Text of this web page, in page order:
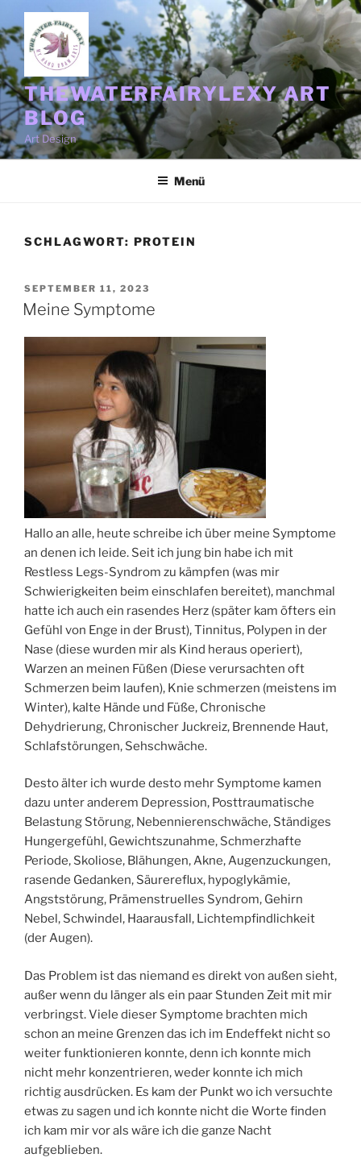
Zum
Inhalt
springen
THEWATERFAIRYLEXY ART
BLOG
Art Design
Menü
SCHLAGWORT: PROTEIN
VERÖFFENTLICHT
AM
SEPTEMBER 11, 2023
Meine Symptome
Hallo an alle, heute schreibe ich über meine Symptome
an denen ich leide. Seit ich jung bin habe ich mit
Restless Legs-Syndrom zu kämpfen (was mir
Schwierigkeiten beim einschlafen bereitet), manchmal
hatte ich auch ein rasendes Herz (später kam öfters ein
Gefühl von Enge in der Brust), Tinnitus, Polypen in der
Nase (diese wurden mir als Kind heraus operiert),
Warzen an meinen Füßen (Diese verursachten oft
Schmerzen beim laufen), Knie schmerzen (meistens im
Winter), kalte Hände und Füße, Chronische
Dehydrierung, Chronischer Juckreiz, Brennende Haut,
Schlafstörungen, Sehschwäche.
Desto älter ich wurde desto mehr Symptome kamen
dazu unter anderem Depression, Posttraumatische
Belastung Störung, Nebennierenschwäche, Ständiges
Hungergefühl, Gewichtszunahme, Schmerzhafte
Periode, Skoliose, Blähungen, Akne, Augenzuckungen,
rasende Gedanken, Säurereflux, hypoglykämie,
Angststörung, Prämenstruelles Syndrom, Gehirn
Nebel, Schwindel, Haarausfall, Lichtempfindlichkeit
(der Augen).
Das Problem ist das niemand es direkt von außen sieht,
außer wenn du länger als ein paar Stunden Zeit mit mir
verbringst. Viele dieser Symptome brachten mich
schon an meine Grenzen das ich im Endeffekt nicht so
weiter funktionieren konnte, denn ich konnte mich
nicht mehr konzentrieren, weder konnte ich mich
richtig ausdrücken. Es kam der Punkt wo ich versuchte
etwas zu sagen und ich konnte nicht die Worte finden
ich kam mir vor als wäre ich die ganze Nacht
aufgeblieben.